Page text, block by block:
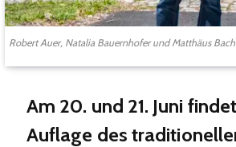
Robert Auer, Natalia Bauernhofer und Matthäus
Am 20. und 21. Juni
Auflage des